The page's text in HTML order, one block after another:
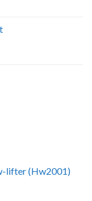
lifter (Hw2001)